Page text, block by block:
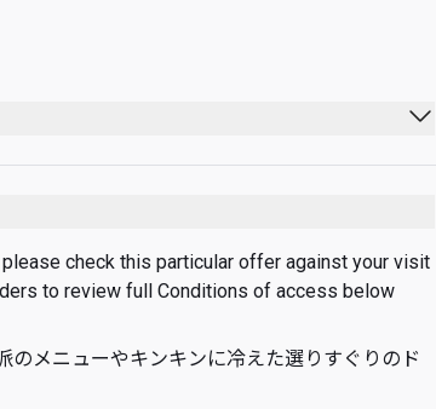
00:00 - 23:59
00:00 - 23:59
00:00 - 23:59
00:00 - 23:59
check this particular offer against your visit
to review full Conditions of access below
のメニューやキンキンに冷えた選りすぐりのド